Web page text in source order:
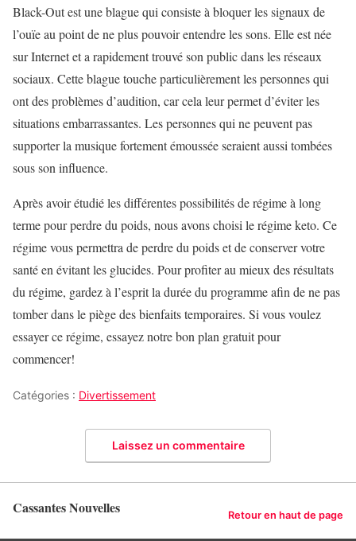
Black-Out est une blague qui consiste à bloquer les signaux de
l’ouïe au point de ne plus pouvoir entendre les sons. Elle est née
sur Internet et a rapidement trouvé son public dans les réseaux
sociaux. Cette blague touche particulièrement les personnes qui
ont des problèmes d’audition, car cela leur permet d’éviter les
situations embarrassantes. Les personnes qui ne peuvent pas
supporter la musique fortement émoussée seraient aussi tombées
sous son influence.
Après avoir étudié les différentes possibilités de régime à long
terme pour perdre du poids, nous avons choisi le régime keto. Ce
régime vous permettra de perdre du poids et de conserver votre
santé en évitant les glucides. Pour profiter au mieux des résultats
du régime, gardez à l’esprit la durée du programme afin de ne pas
tomber dans le piège des bienfaits temporaires. Si vous voulez
essayer ce régime, essayez notre bon plan gratuit pour
commencer!
Catégories : Divertissement
Laissez un commentaire
Cassantes Nouvelles Retour en haut de page